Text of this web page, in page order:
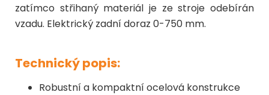
zatímco střihaný materiál je ze stroje odebírán
vzadu. Elektrický zadní doraz 0-750 mm.
Technický popis:
Robustní a kompaktní ocelová konstrukce